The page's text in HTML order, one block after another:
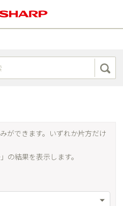
ができます。いずれか片方だけ
の結果を表示します。